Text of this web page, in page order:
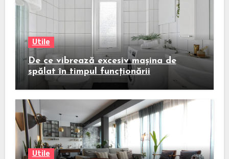
Utile
De ce vibrează excesiv mașina de
spălat în timpul funcționării
Utile